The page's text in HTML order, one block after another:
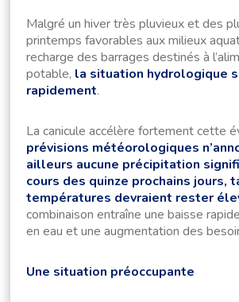
Malgré un hiver très pluvieux et des
printemps favorables aux milieux
recharge des barrages destinés à
potable, la situation hydrologique
rapidement.
La canicule accélère fortement cette
prévisions météorologiques
ailleurs aucune précipitation
cours des quinze prochains jours,
températures devraient rester
combinaison entraîne une baisse
en eau et une augmentation des
Une situation préoccupante